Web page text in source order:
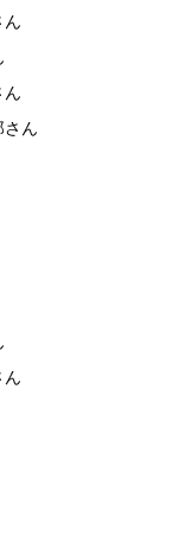
ん
ん
さん
ん